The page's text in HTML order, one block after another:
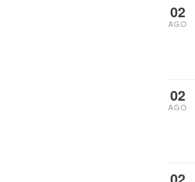
02
AGO
02
AGO